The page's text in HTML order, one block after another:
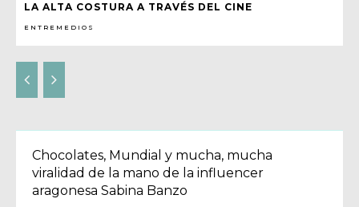
LA ALTA COSTURA A TRAVÉS DEL CINE
ENTREMEDIOS
Chocolates, Mundial y mucha, mucha
viralidad de la mano de la influencer
aragonesa Sabina Banzo